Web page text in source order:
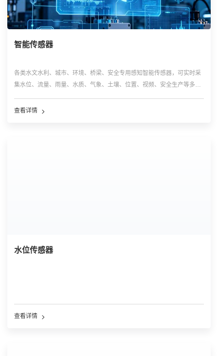
智能传感器
各类水文水利、城市、环境、桥梁、安全专用感知智能传感器，可实时采
集水位、流量、雨量、水质、气象、土壤、位置、视频、安全生产等多维
层数据采集核心入口，广泛应用于水利、环保、安监、农业、市政监测场
查看详情
水位传感器
查看详情